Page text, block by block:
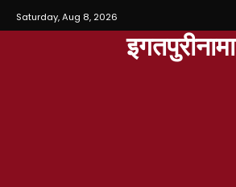
Saturday, Aug 8, 2026
इगतपुरीनामा